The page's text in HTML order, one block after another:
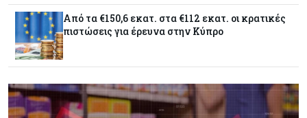
Goldman Sachs: Το Brent θα κυμανθεί στα $80-
90/βαρέλι μέχρι να υπάρξουν εξελίξεις στη
Μέση Ανατολή
Από τα €150,6 εκατ. στα €112 εκατ. οι κρατικές
πιστώσεις για έρευνα στην Κύπρο